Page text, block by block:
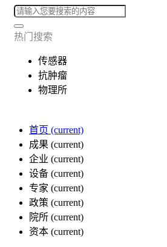
热门搜索
传感器
抗肿瘤
物理所
首页 (current)
成果 (current)
企业 (current)
设备 (current)
专家 (current)
政策 (current)
院所 (current)
资本 (current)